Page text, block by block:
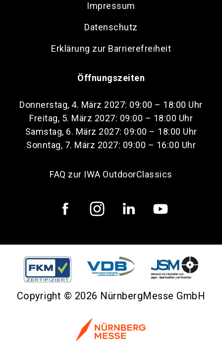
Impressum
Datenschutz
Erklärung zur Barrierefreiheit
Öffnungszeiten
Donnerstag, 4. März 2027: 09:00 – 18:00 Uhr
Freitag, 5. März 2027: 09:00 – 18:00 Uhr
Samstag, 6. März 2027: 09:00 – 18:00 Uhr
Sonntag, 7. März 2027: 09:00 – 16:00 Uhr
FAQ zur IWA OutdoorClassics
Copyright © 2026 NürnbergMesse GmbH